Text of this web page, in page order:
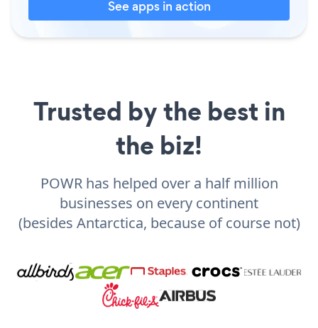
See apps in action
Trusted by the best in
the biz!
POWR has helped over a half million
businesses on every continent
(besides Antarctica, because of course not)